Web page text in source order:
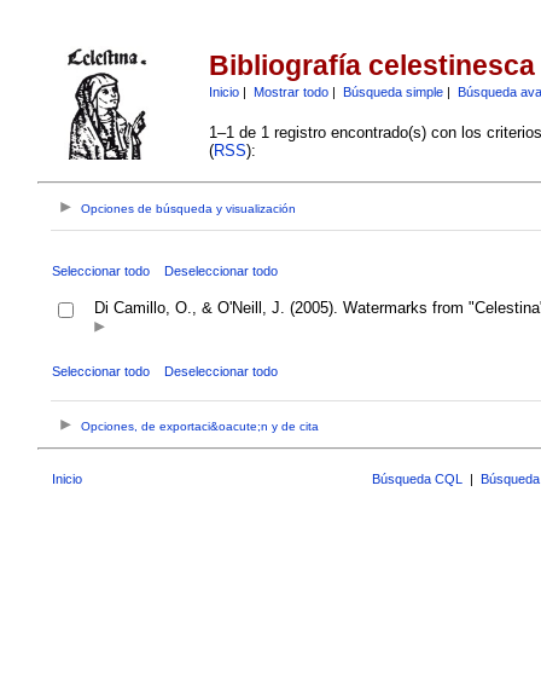
Bibliografía celestinesca
Inicio| Mostrar todo| Búsqueda simple| Búsqueda
1–1 de 1 registro encontrado(s) con los
(RSS):
Opciones de búsqueda y visualización
Seleccionar todo Deseleccionar todo
Di Camillo, O., & O'Neill, J. (2005). Watermarks from
Seleccionar todo Deseleccionar todo
Opciones, de exportaci&oacute;n y de cita
Inicio Búsqueda CQL |